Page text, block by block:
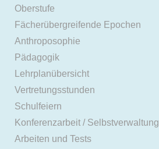
Oberstufe
Fächerübergreifende Epochen
Anthroposophie
Pädagogik
Lehrplanübersicht
Vertretungsstunden
Schulfeiern
Konferenzarbeit / Selbstverwaltung
Arbeiten und Tests